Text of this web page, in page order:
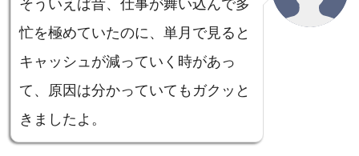
そういえば昔、仕事が舞い込んで多
忙を極めていたのに、単月で見ると
キャッシュが減っていく時があっ
て、原因は分かっていてもガクッと
きましたよ。